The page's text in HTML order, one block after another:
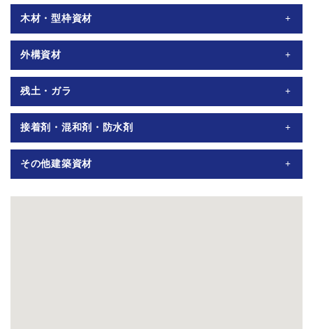
150²×400・180²×300・180²×450・200²×200・200²×300・
200²×450・250²×250・250²×450・300²×300・300²×400、
300²×500・300²×600）、板石（300×300・300×600・360×600・
450×600）、束石（150²×120・200²×180）、万年塀並板・幅
木・笠木・山型笠木、境界石75×400・90×450、地先Ａ・B・
Ｃ、公園縁石、ニューパーキングブロックB100・Ｂ120
パワーミックスPMA-240・ベビーミックスSBM-150E・ディス
クグラインダーΦ100低速・高速、ＭＣＣカットベンダーCB13
木材・型枠資材
コンパネ12mm、パネコート12mm、ウスベニア2.5mm、サン
木、タル木、 ヌキ板（45mm・90mm・120mm・
150mm）、自在ベニア、厚ベニア24mm、刃定木、東京走り
外構資材
防草シート：防草くん1ｍ×50ｍ・楽々シート1ｍ×75ｍ・ザ・バ
ーン136Ｇ 1ｍ×50ｍ・2ｍ×50ｍ・ザ・バーン240Ｇ 1ｍ×30ｍ
グレーチング：U字溝用90・120・150・180細目ノンスリップ
残土・ガラ
取次で対応
接着剤・混和剤・防水剤
ＮＳハイフレックス＃1000 18Kg、ハイモルエマルジョン、ス
ーパーコンプリート＃400（アクリル）18Kg・3kg、ラテック
その他建築資材